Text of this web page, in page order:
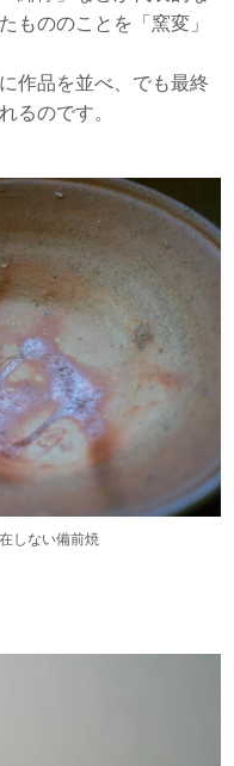
もののことを「窯変」
作品を並べ、でも最終
るのです。
しない備前焼